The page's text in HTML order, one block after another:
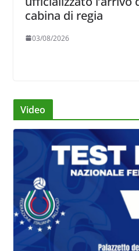
cabina di regia
03/08/2026
Video